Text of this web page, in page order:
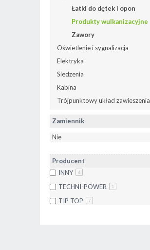
Łatki do dętek i opon
Produkty wulkanizacyjne
Zawory
Oświetlenie i sygnalizacja
Elektryka
Siedzenia
Kabina
Trójpunktowy układ zawieszenia
Zamiennik
Nie
Producent
INNY
4
TECHNI-POWER 1
TIP TOP 7